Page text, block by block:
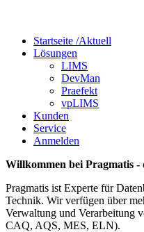
Startseite /Aktuell
Lösungen
LIMS
DevMan
Praefekt
vpLIMS
Kunden
Service
Anmelden
Willkommen bei Pragmatis
Pragmatis ist Experte für
Technik. Wir verfügen über
Verwaltung und Verarbeitung
CAQ, AQS, MES, ELN).